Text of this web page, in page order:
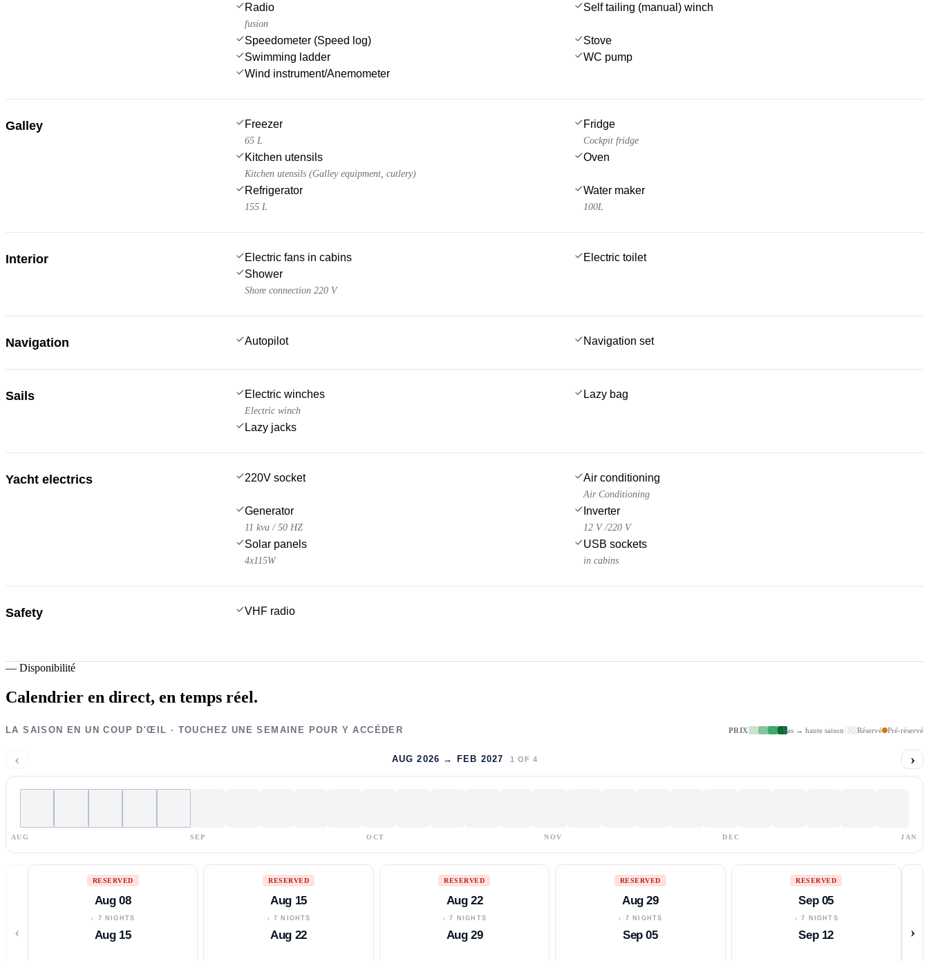
Radio
fusion
Self tailing (manual) winch
Speedometer (Speed log)
Stove
Swimming ladder
WC pump
Wind instrument/Anemometer
Galley Freezer
65 L
Fridge
Cockpit fridge
Kitchen utensils
Kitchen utensils (Galley equipment, cutlery)
Oven
Refrigerator
155 L
Water maker
100L
Interior Electric fans in cabins
Electric toilet
Shower
Shore connection 220 V
Navigation Autopilot Navigation set
Sails Electric winches
Electric winch
Lazy bag
Lazy jacks
Yacht electrics 220V socket Air conditioning
Air Conditioning
Generator
11 kva / 50 HZ
Inverter
12 V /220 V
Solar panels
4x115W
USB sockets
in cabins
Safety VHF radio
— Disponibilité
Calendrier en direct, en temps réel.
LA SAISON EN UN COUP D'ŒIL · TOUCHEZ UNE SEMAINE POUR Y ACCÉDER PRIX bas → haute saison Réservé Pré-réservé
‹ AUG 2026 → FEB 2027 1 OF 4 ›
AUG SEP OCT NOV DEC JAN
‹
RESERVED
Aug 08
↓ 7 NIGHTS
Aug 15
RESERVED
Aug 15
↓ 7 NIGHTS
Aug 22
RESERVED
Aug 22
↓ 7 NIGHTS
Aug 29
RESERVED
Aug 29
↓ 7 NIGHTS
Sep 05
RESERVED
Sep 05
↓ 7 NIGHTS
Sep 12 ›